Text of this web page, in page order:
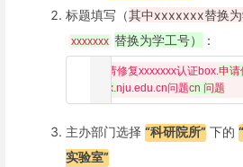
标题填写（其中xxxxxxx替换
xxxxxxx 替换为学工号） ：
申请修复xxxxxxx认证box.申请
box.nju.edu.cn问题cn 问题
主办部门选择“科研院所” 下的
实验室”